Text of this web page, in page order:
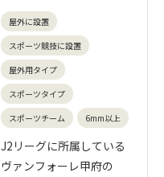
屋外に設置
スポーツ競技に設置
屋外用タイプ
スポーツタイプ
スポーツチーム
6mm以上
J2リーグに所属している
ヴァンフォーレ甲府の